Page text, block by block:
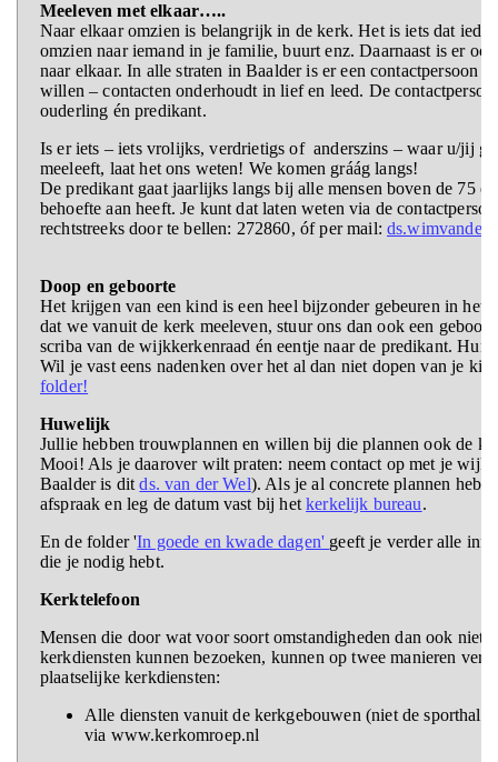
Meeleven met elkaar…..
Naar elkaar omzien is belangrijk in de kerk. Het is iets dat
omzien naar iemand in je familie, buurt enz. Daarnaast is er
naar elkaar. In alle straten in Baalder is er een contactpersoon
willen – contacten onderhoudt in lief en leed. De
ouderling én predikant.
Is er iets – iets vrolijks, verdrietigs of anderszins – waar u/jij
meeleeft, laat het ons weten! We komen gráág langs!
De predikant gaat jaarlijks langs bij alle mensen boven de 75
behoefte aan heeft. Je kunt dat laten weten via de
rechtstreeks door te bellen: 272860, óf per mail:
Doop en geboorte
Het krijgen van een kind is een heel bijzonder gebeuren in het
dat we vanuit de kerk meeleven, stuur ons dan ook een
scriba van de wijkkerkenraad én eentje naar de predikant. Hun
Wil je vast eens nadenken over het al dan niet dopen van je
folder!
Huwelijk
Jullie hebben trouwplannen en willen bij die plannen ook de
Mooi! Als je daarover wilt praten: neem contact op met je
Baalder is ditds. van der Wel). Als je al concrete plannen hebt
afspraak en leg de datum vast bij hetkerkelijk bureau.
En de folder 'In goede en kwade dagen' geeft je verder alle
die je nodig hebt.
Kerktelefoon
Mensen die door wat voor soort omstandigheden dan ook niet
kerkdiensten kunnen bezoeken, kunnen op twee manieren
plaatselijke kerkdiensten:
Alle diensten vanuit de kerkgebouwen (niet de
via www.kerkomroep.nl